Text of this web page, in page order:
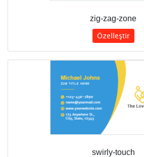
zig-zag-zone
Özelleştir
swirly-touch